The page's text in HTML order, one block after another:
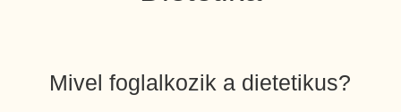
Mivel foglalkozik a dietetikus?